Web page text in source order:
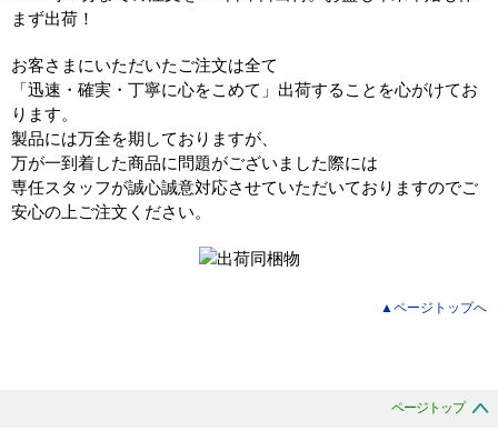
お客さまにいただいたご注文は全て
「迅速・確実・丁寧に心をこめて」出荷することを心がけてお
ります。
製品には万全を期しておりますが、
万が一到着した商品に問題がございました際には
専任スタッフが誠心誠意対応させていただいておりますのでご
安心の上ご注文ください。
▲ページトップへ
ページトップ